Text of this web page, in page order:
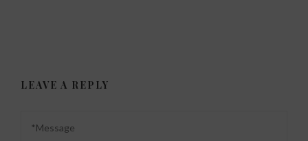
LEAVE A REPLY